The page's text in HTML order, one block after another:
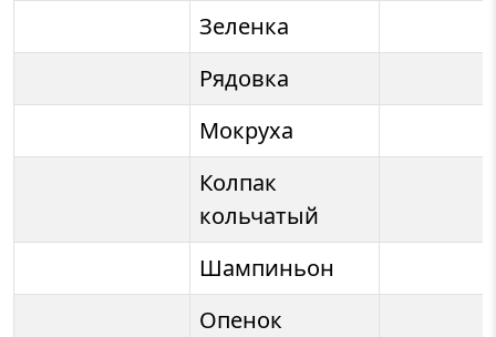
Зеленка
Рядовка
Мокруха
Колпак
кольчатый
Шампиньон
Опенок